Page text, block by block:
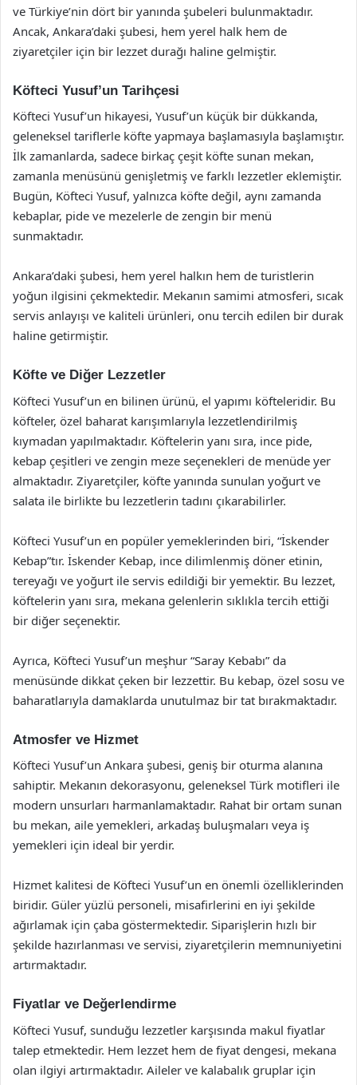
ve Türkiye’nin dört bir yanında şubeleri bulunmaktadır.
Ancak, Ankara’daki şubesi, hem yerel halk hem de
ziyaretçiler için bir lezzet durağı haline gelmiştir.
Köfteci Yusuf’un Tarihçesi
Köfteci Yusuf’un hikayesi, Yusuf’un küçük bir dükkanda,
geleneksel tariflerle köfte yapmaya başlamasıyla başlamıştır.
İlk zamanlarda, sadece birkaç çeşit köfte sunan mekan,
zamanla menüsünü genişletmiş ve farklı lezzetler eklemiştir.
Bugün, Köfteci Yusuf, yalnızca köfte değil, aynı zamanda
kebaplar, pide ve mezelerle de zengin bir menü
sunmaktadır.
Ankara’daki şubesi, hem yerel halkın hem de turistlerin
yoğun ilgisini çekmektedir. Mekanın samimi atmosferi, sıcak
servis anlayışı ve kaliteli ürünleri, onu tercih edilen bir durak
haline getirmiştir.
Köfte ve Diğer Lezzetler
Köfteci Yusuf’un en bilinen ürünü, el yapımı köfteleridir. Bu
köfteler, özel baharat karışımlarıyla lezzetlendirilmiş
kıymadan yapılmaktadır. Köftelerin yanı sıra, ince pide,
kebap çeşitleri ve zengin meze seçenekleri de menüde yer
almaktadır. Ziyaretçiler, köfte yanında sunulan yoğurt ve
salata ile birlikte bu lezzetlerin tadını çıkarabilirler.
Köfteci Yusuf’un en popüler yemeklerinden biri, “İskender
Kebap”tır. İskender Kebap, ince dilimlenmiş döner etinin,
tereyağı ve yoğurt ile servis edildiği bir yemektir. Bu lezzet,
köftelerin yanı sıra, mekana gelenlerin sıklıkla tercih ettiği
bir diğer seçenektir.
Ayrıca, Köfteci Yusuf’un meşhur “Saray Kebabı” da
menüsünde dikkat çeken bir lezzettir. Bu kebap, özel sosu ve
baharatlarıyla damaklarda unutulmaz bir tat bırakmaktadır.
Atmosfer ve Hizmet
Köfteci Yusuf’un Ankara şubesi, geniş bir oturma alanına
sahiptir. Mekanın dekorasyonu, geleneksel Türk motifleri ile
modern unsurları harmanlamaktadır. Rahat bir ortam sunan
bu mekan, aile yemekleri, arkadaş buluşmaları veya iş
yemekleri için ideal bir yerdir.
Hizmet kalitesi de Köfteci Yusuf’un en önemli özelliklerinden
biridir. Güler yüzlü personeli, misafirlerini en iyi şekilde
ağırlamak için çaba göstermektedir. Siparişlerin hızlı bir
şekilde hazırlanması ve servisi, ziyaretçilerin memnuniyetini
artırmaktadır.
Fiyatlar ve Değerlendirme
Köfteci Yusuf, sunduğu lezzetler karşısında makul fiyatlar
talep etmektedir. Hem lezzet hem de fiyat dengesi, mekana
olan ilgiyi artırmaktadır. Aileler ve kalabalık gruplar için